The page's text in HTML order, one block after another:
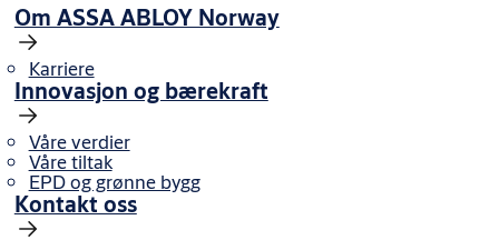
Om ASSA ABLOY Norway
Karriere
Innovasjon og bærekraft
Våre verdier
Våre tiltak
EPD og grønne bygg
Kontakt oss